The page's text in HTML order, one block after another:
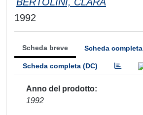
1992
Scheda breve Scheda completa
Scheda completa (DC)
Anno del prodotto
1992